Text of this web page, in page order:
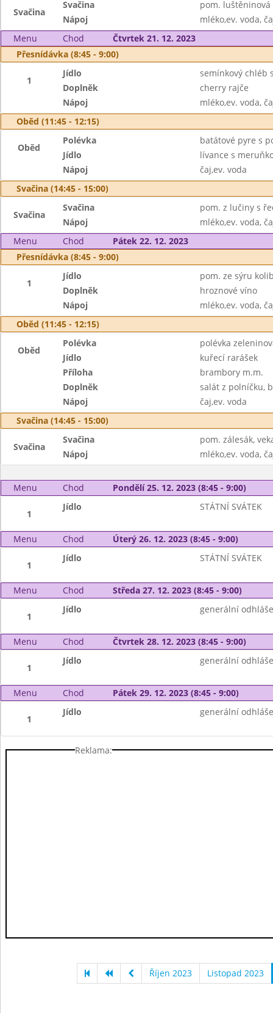
Svačina
Svačina
pom.
Nápoj
mléko,ev. voda,
Menu
Chod
Čtvrtek 21. 12. 2023
Přesnídávka (8:45 - 9:00)
1
Jídlo
semínkový chléb
Doplněk
cherry rajče
Nápoj
mléko,ev. voda,
Oběd (11:45 - 12:15)
Oběd
Polévka
batátové pyre s
Jídlo
lívance s
Nápoj
čaj,ev. voda
Svačina (14:45 - 15:00)
Svačina
Svačina
pom. z lučiny s
Nápoj
mléko,ev. voda,
Menu
Chod
Pátek 22. 12. 2023
Přesnídávka (8:45 - 9:00)
1
Jídlo
pom. ze sýru
Doplněk
hroznové víno
Nápoj
mléko,ev. voda,
Oběd (11:45 - 12:15)
Oběd
Polévka
polévka
Jídlo
kuřecí rarášek
Příloha
brambory m.m.
Doplněk
salát z polníčku,
Nápoj
čaj,ev. voda
Svačina (14:45 - 15:00)
Svačina
Svačina
pom. zálesák,
Nápoj
mléko,ev. voda,
Menu Chod Pondělí 25. 12. 2023 (8:45 - 9:00)
1
Jídlo STÁTNÍ SVÁTEK
Menu Chod Úterý 26. 12. 2023 (8:45 - 9:00)
1
Jídlo STÁTNÍ SVÁTEK
Menu Chod Středa 27. 12. 2023 (8:45 - 9:00)
1
Jídlo generální
Menu Chod Čtvrtek 28. 12. 2023 (8:45 - 9:00)
1
Jídlo generální
Menu Chod Pátek 29. 12. 2023 (8:45 - 9:00)
1
Jídlo generální
Reklama:
Říjen 2023 Listopad 2023